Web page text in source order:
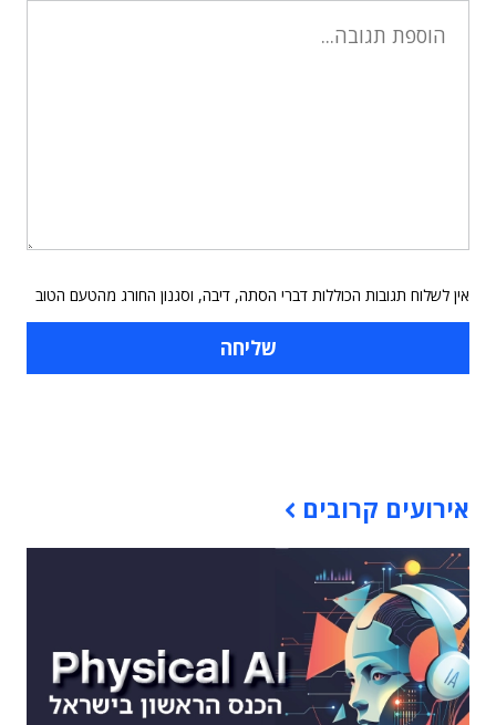
אין לשלוח תגובות הכוללות דברי הסתה, דיבה, וסגנון החורג מהטעם הטוב
אירועים קרובים